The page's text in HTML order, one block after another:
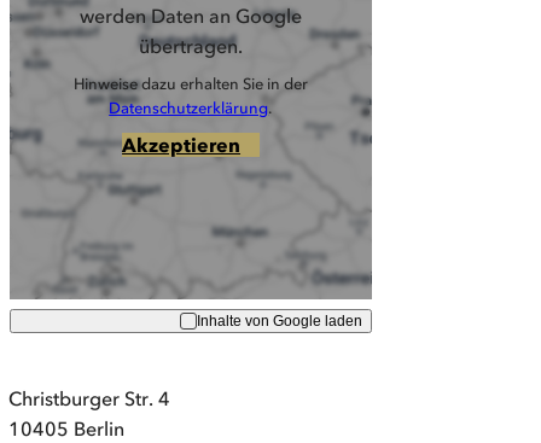
werden Daten an Google
übertragen.
Hinweise dazu erhalten Sie in der
Datenschutzerklärung.
Akzeptieren
Inhalte von Google laden
Christburger Str. 4
10405 Berlin